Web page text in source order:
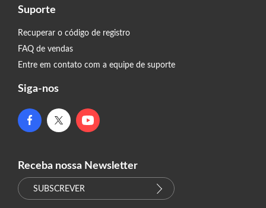
Suporte
Recuperar o código de registro
FAQ de vendas
Entre em contato com a equipe de suporte
Siga-nos
Receba nossa Newsletter
SUBSCREVER